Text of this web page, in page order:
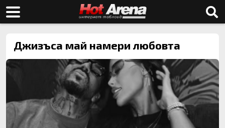
Джизъса май намери любовта